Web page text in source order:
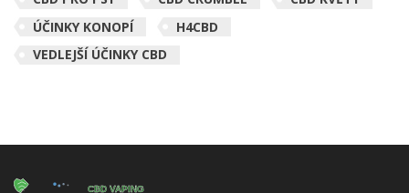
ÚČINKY KONOPÍ
H4CBD
VEDLEJŠÍ ÚČINKY CBD